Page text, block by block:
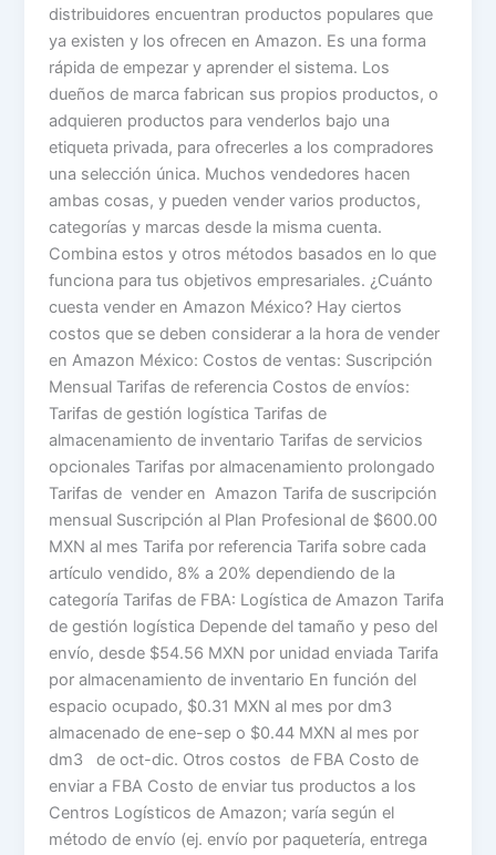
distribuidores encuentran productos populares que
ya existen y los ofrecen en Amazon. Es una forma
rápida de empezar y aprender el sistema. Los
dueños de marca fabrican sus propios productos, o
adquieren productos para venderlos bajo una
etiqueta privada, para ofrecerles a los compradores
una selección única. Muchos vendedores hacen
ambas cosas, y pueden vender varios productos,
categorías y marcas desde la misma cuenta.
Combina estos y otros métodos basados en lo que
funciona para tus objetivos empresariales. ¿Cuánto
cuesta vender en Amazon México? Hay ciertos
costos que se deben considerar a la hora de vender
en Amazon México: Costos de ventas: Suscripción
Mensual Tarifas de referencia Costos de envíos:
Tarifas de gestión logística Tarifas de
almacenamiento de inventario Tarifas de servicios
opcionales Tarifas por almacenamiento prolongado
Tarifas de vender en Amazon Tarifa de suscripción
mensual Suscripción al Plan Profesional de $600.00
MXN al mes Tarifa por referencia Tarifa sobre cada
artículo vendido, 8% a 20% dependiendo de la
categoría Tarifas de FBA: Logística de Amazon Tarifa
de gestión logística Depende del tamaño y peso del
envío, desde $54.56 MXN por unidad enviada Tarifa
por almacenamiento de inventario En función del
espacio ocupado, $0.31 MXN al mes por dm3
almacenado de ene-sep o $0.44 MXN al mes por
dm3 de oct-dic. Otros costos de FBA Costo de
enviar a FBA Costo de enviar tus productos a los
Centros Logísticos de Amazon; varía según el
método de envío (ej. envío por paquetería, entrega